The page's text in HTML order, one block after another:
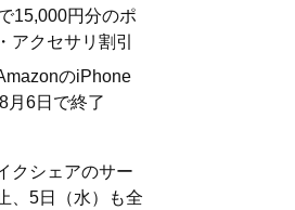
15,000円分のポ
アクセサリ割引
のiPhone
月6日で終了
クシェアのサー
、5日（水）も全